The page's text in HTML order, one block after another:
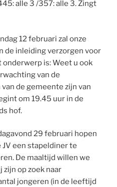
alle 3 /357: alle 3. Zingt
12 februari zal onze
de inleiding verzorgen voor
is: Weet u ook
van de
de gemeente zijn van
om 19.45 uur in de
hof.
29 februari hopen
een stapeldiner te
De maaltijd willen we
op zoek naar
jongeren (in de leeftijd